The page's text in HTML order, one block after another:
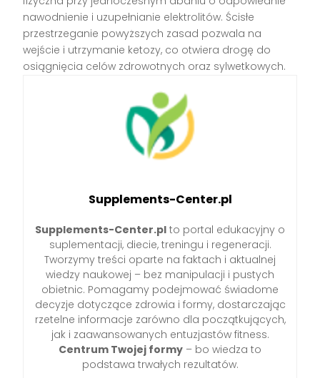
nawodnienie i uzupełnianie elektrolitów. Ścisłe
przestrzeganie powyższych zasad pozwala na
wejście i utrzymanie ketozy, co otwiera drogę do
osiągnięcia celów zdrowotnych oraz sylwetkowych.
Supplements-Center.pl
Supplements-Center.pl to portal edukacyjny o
suplementacji, diecie, treningu i regeneracji.
Tworzymy treści oparte na faktach i aktualnej
wiedzy naukowej – bez manipulacji i pustych
obietnic. Pomagamy podejmować świadome
decyzje dotyczące zdrowia i formy, dostarczając
rzetelne informacje zarówno dla początkujących,
jak i zaawansowanych entuzjastów fitness.
Centrum Twojej formy – bo wiedza to
podstawa trwałych rezultatów.